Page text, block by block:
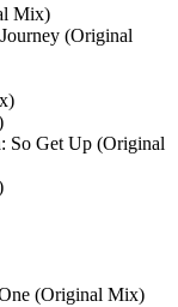
Mix)
(Original
So Get Up (Original
(Original Mix)